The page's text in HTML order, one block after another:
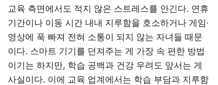
교육 측면에서도 적지 않은 스트레스를 안긴다. 연휴
기간이나 이동 시간 내내 지루함을 호소하거나 게임·
영상에 푹 빠져 전혀 소통이 되지 않는 자녀들 때문
이다. 스마트 기기를 던져주는 게 가장 속 편한 방법
이기는 하지만, 학습 공백과 건강 우려도 앞서는 게
사실이다. 이에 교육 업계에서는 학습 부담과 지루함